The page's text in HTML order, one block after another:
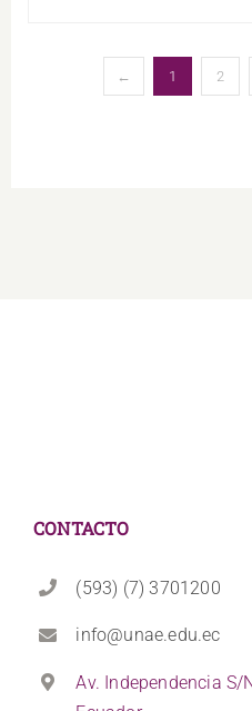
← 1 2
CONTACTO
(593) (7) 3701200
info@unae.edu.ec
Av. Independencia S/